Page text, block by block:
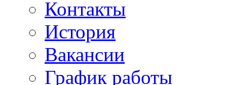
Контакты
История
Вакансии
График работы